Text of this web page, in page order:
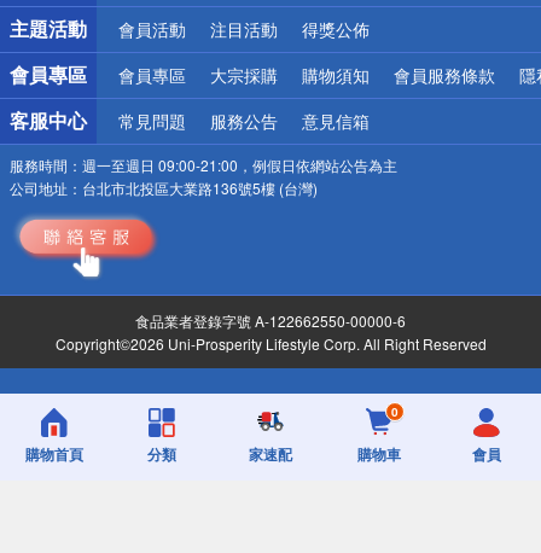
詐騙網頁！請小心！
主題活動 會員活動 注目活動 得獎公佈
會員專區 會員專區 大宗採購 購物須知 會員服務條款 隱
客服中心 常見問題 服務公告 意見信箱
服務時間： 週一至週日 09:00-21:00，例假日依網站公告為主
公司地址： 台北市北投區大業路136號5樓 (台灣)
食品業者登錄字號 A-122662550-00000-6
Copyright©2026 Uni-Prosperity Lifestyle Corp. All Right Reserved
購物首頁 分類 家速配
0
購物車 會員